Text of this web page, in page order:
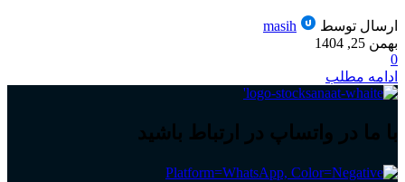
ارسال توسط
masih
بهمن 25, 1404
0
ادامه مطلب
با ما در واتساپ در ارتباط باشید